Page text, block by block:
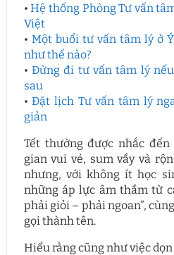
•Hệ thống Phòng Tư vấn
Việt
• Một buổi tư vấn tâm lý ở
như thế nào?
•Đừng đi tư vấn tâm lý
sau
•Đặt lịch Tư vấn tâm lý
giản
Tết thường được nhắc
gian vui vẻ, sum vầy và
nhưng, với không ít học
những áp lực âm thầm từ
phải giỏi – phải ngoan”,
gọi thành tên.
Hiểu rằng cũng như việc